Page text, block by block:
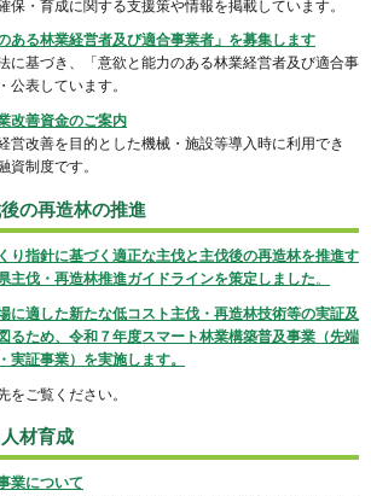
保・育成に関する支援策や情報を掲載しています。
ある林業経営者及び適合事業者」を募集します
に基づき、「意欲と能力のある林業経営者及び適合事
公表しています。
改善資金のご案内
営改善を目的とした機械・施設等導入時に利用でき
資制度です。
の再造林の推進
り指針に基づく適正な主伐と主伐後の再造林を推進す
主伐・再造林推進ガイドラインを策定しました。
に適した新たな低コスト主伐・再造林技術等の実証及
るため、令和７年度スマート林業構築普及事業（先端
実証事業）を実施します。
をご覧ください。
材育成
業について